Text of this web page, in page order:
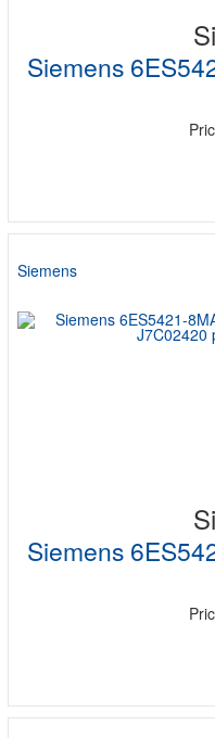
Siemens
Siemens
Siemens